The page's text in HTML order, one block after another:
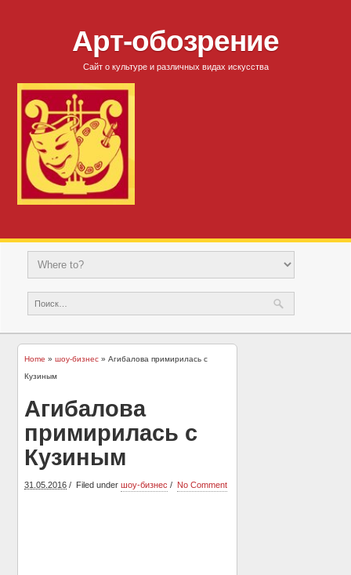
Арт-обозрение
Сайт о культуре и различных видах искусства
Home »шоу-бизнес » Агибалова примирилась с
Кузиным
Агибалова
примирилась с
Кузиным
31.05.2016 Filed underшоу-бизнес No Comment